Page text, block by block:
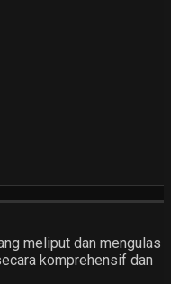
meliput dan mengulas
komprehensif dan